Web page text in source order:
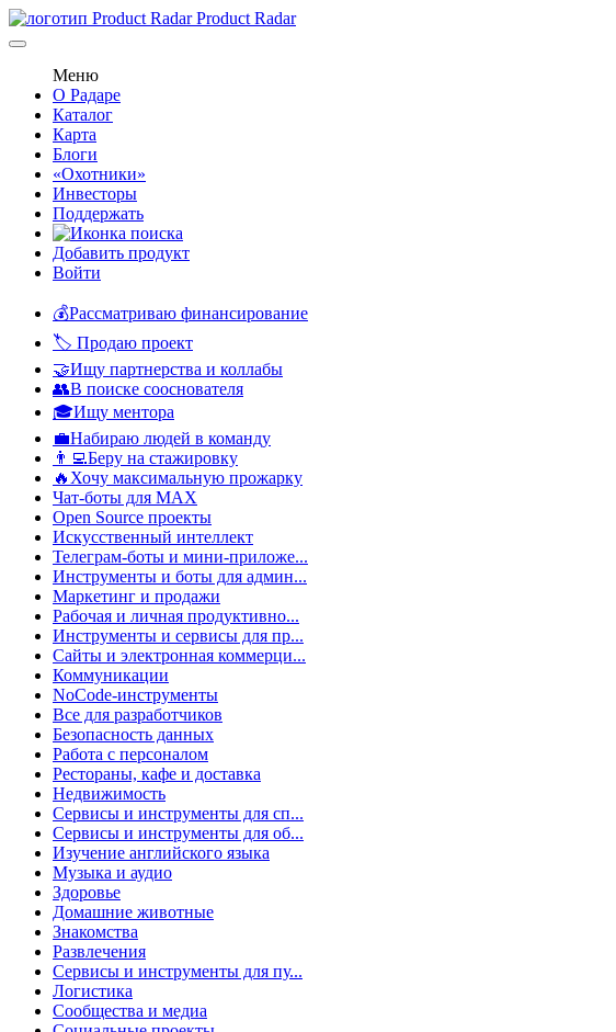
Product Radar
Меню
О Радаре
Каталог
Карта
Блоги
«Охотники»
Инвесторы
Поддержать
Добавить продукт
Войти
💰Рассматриваю финансирование
🏷️ Продаю проект
🤝Ищу партнерства и коллабы
👥В поиске сооснователя
🎓Ищу ментора
💼Набираю людей в команду
👨‍💻Беру на стажировку
🔥Хочу максимальную прожарку
Чат-боты для MAX
Open Source проекты
Искусственный интеллект
Телеграм-боты и мини-приложе...
Инструменты и боты для админ...
Маркетинг и продажи
Рабочая и личная продуктивно...
Инструменты и сервисы для пр...
Сайты и электронная коммерци...
Коммуникации
NoCode-инструменты
Все для разработчиков
Безопасность данных
Работа с персоналом
Рестораны, кафе и доставка
Недвижимость
Сервисы и инструменты для сп...
Сервисы и инструменты для об...
Изучение английского языка
Музыка и аудио
Здоровье
Домашние животные
Знакомства
Развлечения
Сервисы и инструменты для пу...
Логистика
Сообщества и медиа